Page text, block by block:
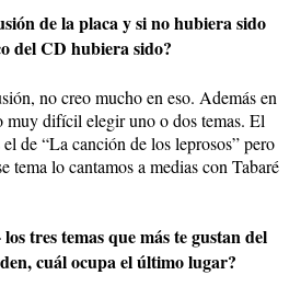
de la placa y si no hubiera sido
del CD hubiera sido?
no creo mucho en eso. Además en
muy difícil elegir uno o dos temas. El
de “La canción de los leprosos” pero
tema lo cantamos a medias con Tabaré
tres temas que más te gustan del
cuál ocupa el último lugar?